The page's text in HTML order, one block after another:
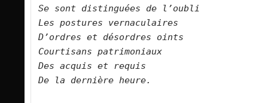
Se sont distinguées de l’oubli
Les postures vernaculaires
D’ordres et désordres oints
Courtisans patrimoniaux
Des acquis et requis
De la dernière heure.